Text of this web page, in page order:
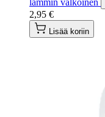
2,95 €
Lisää koriin